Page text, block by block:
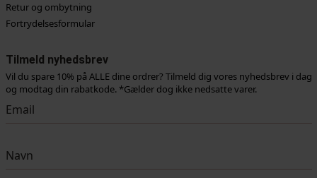
Retur og ombytning
Fortrydelsesformular
Tilmeld nyhedsbrev
Vil du spare 10% på ALLE dine ordrer? Tilmeld dig vores nyhedsbrev i dag
og modtag din rabatkode. *Gælder dog ikke nedsatte varer.